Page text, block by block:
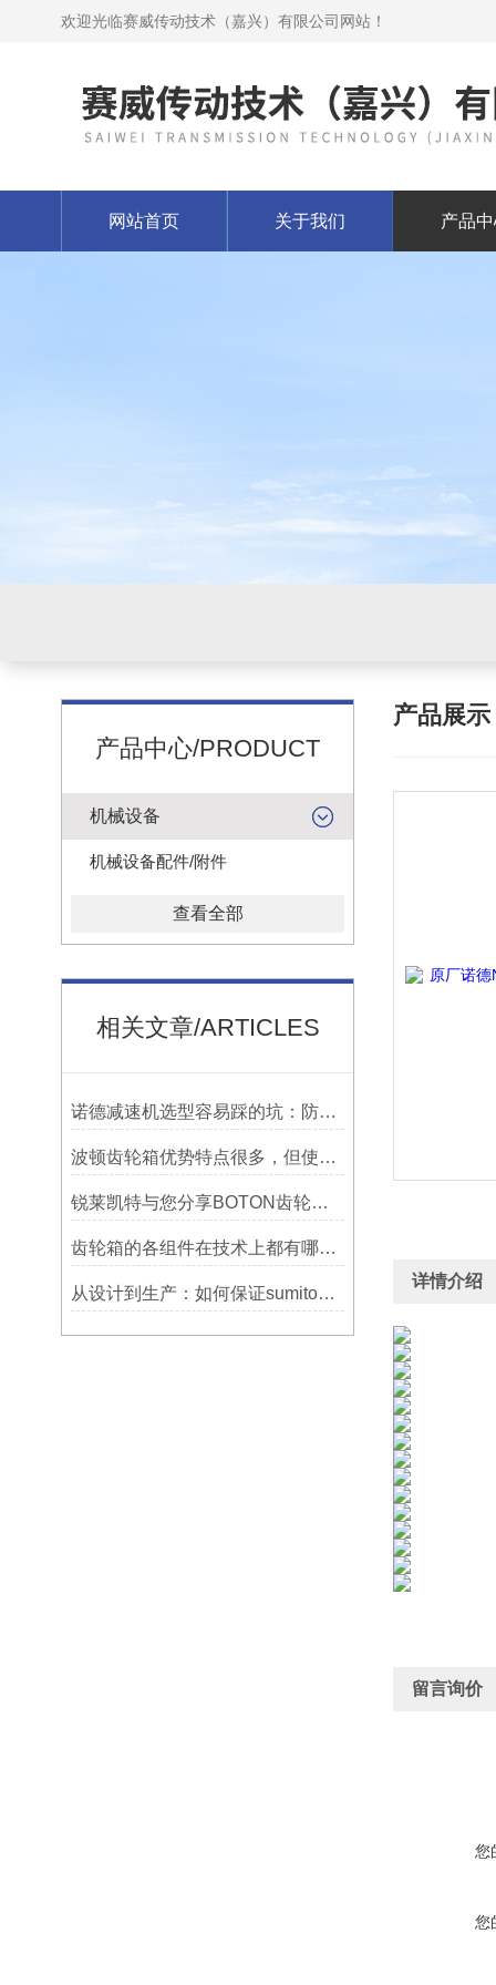
欢迎光临赛威传动技术（嘉兴）有限公司网站！
网站首页 关于我们 产品
产品中心/PRODUCT
机械设备
机械设备配件/附件
查看全部
相关文章/ARTICLES
诺德减速机选型容易踩的坑：防水等级选低了，户外用半年就废
波顿齿轮箱优势特点很多，但使用一定要符合条件并及时维护
锐莱凯特与您分享BOTON齿轮箱的制造技术
齿轮箱的各组件在技术上都有哪些要求？
从设计到生产：如何保证sumitomo减速机的质量与可靠性？
产品展示
详情介绍
留言询价
您
您